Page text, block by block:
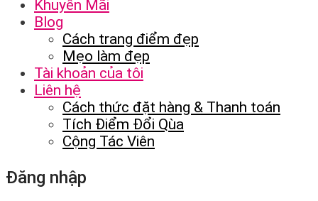
Khuyến Mãi
Blog
Cách trang điểm đẹp
Mẹo làm đẹp
Tài khoản của tôi
Liên hệ
Cách thức đặt hàng & Thanh toán
Tích Điểm Đổi Qùa
Cộng Tác Viên
Đăng nhập